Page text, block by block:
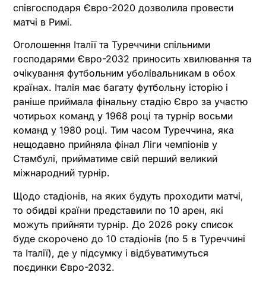
співгосподаря Євро-2020 дозволила провести
матчі в Римі.
Оголошення Італії та Туреччини спільними
господарями Євро-2032 приносить хвилювання та
очікування футбольним уболівальникам в обох
країнах. Італія має багату футбольну історію і
раніше приймала фінальну стадію Євро за участю
чотирьох команд у 1968 році та турнір восьми
команд у 1980 році. Тим часом Туреччина, яка
нещодавно прийняла фінал Ліги чемпіонів у
Стамбулі, прийматиме свій перший великий
міжнародний турнір.
Щодо стадіонів, на яких будуть проходити матчі,
то обидві країни представили по 10 арен, які
можуть прийняти турнір. До 2026 року список
буде скорочено до 10 стадіонів (по 5 в Туреччині
та Італії), де у підсумку і відбуватимуться
поєдинки Євро-2032.